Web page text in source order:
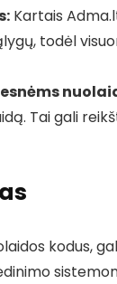
Kartais
todėl
Tai gali
kodus,